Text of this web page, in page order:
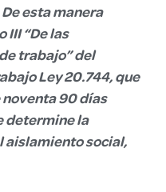
esta manera
III “De las
trabajo” del
Ley 20.744, que
noventa 90 días
determine la
aislamiento social,